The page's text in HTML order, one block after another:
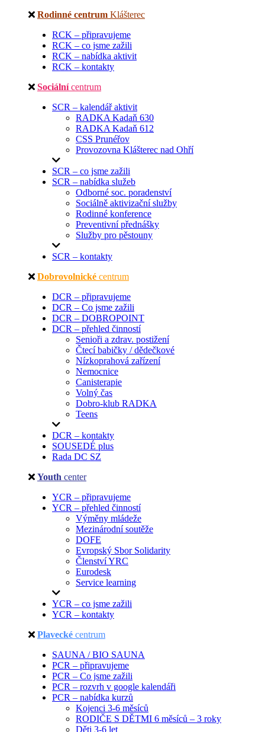
Rodinné centrum Klášterec
RCK – připravujeme
RCK – co jsme zažili
RCK – nabídka aktivit
RCK – kontakty
Sociální centrum
SCR – kalendář aktivit
RADKA Kadaň 630
RADKA Kadaň 612
CSS Prunéřov
Provozovna Klášterec nad Ohří
SCR – co jsme zažili
SCR – nabídka služeb
Odborné soc. poradenství
Sociálně aktivizační služby
Rodinné konference
Preventivní přednášky
Služby pro pěstouny
SCR – kontakty
Dobrovolnické centrum
DCR – připravujeme
DCR – Co jsme zažili
DCR – DOBROPOINT
DCR – přehled činností
Senioři a zdrav. postižení
Čtecí babičky / dědečkové
Nízkoprahová zařízení
Nemocnice
Canisterapie
Volný čas
Dobro-klub RADKA
Teens
DCR – kontakty
SOUSEDÉ plus
Rada DC SZ
Youth center
YCR – připravujeme
YCR – přehled činností
Výměny mládeže
Mezinárodní soutěže
DOFE
Evropský Sbor Solidarity
Členství YRC
Eurodesk
Service learning
YCR – co jsme zažili
YCR – kontakty
Plavecké centrum
SAUNA / BIO SAUNA
PCR – připravujeme
PCR – Co jsme zažili
PCR – rozvrh v google kalendáři
PCR – nabídka kurzů
Kojenci 3-6 měsíců
RODIČE S DĚTMI 6 měsíců – 3 roky
Děti 3-6 let